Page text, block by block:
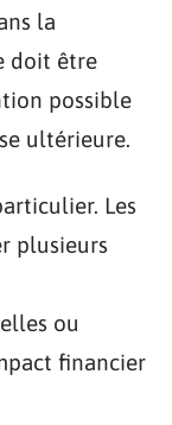
la
doit être
possible
ultérieure.
Les
plusieurs
ou
financier